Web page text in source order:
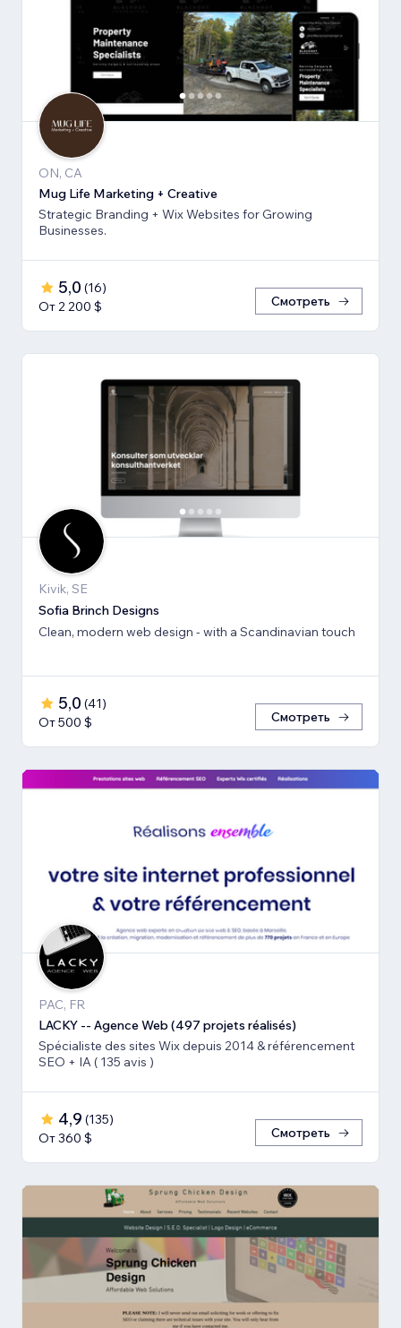
ON, CA
Mug Life Marketing + Creative
Strategic Branding + Wix Websites for Growing
Businesses.
5,0 (16)
От 2 200 $
Смотреть
Kivik, SE
Sofia Brinch Designs
Clean, modern web design - with a Scandinavian touch
5,0 (41)
От 500 $
Смотреть
PAC, FR
LACKY -- Agence Web (497 projets réalisés)
Spécialiste des sites Wix depuis 2014 & référencement
SEO + IA ( 135 avis )
4,9 (135)
От 360 $
Смотреть